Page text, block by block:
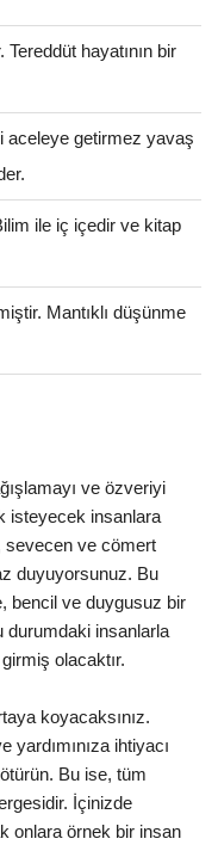
hayatının bir
aceleye getirmez yavaş
ile iç içedir ve kitap
Mantıklı düşünme
ve özveriyi
isteyecek insanlara
sevecen ve cömert
duyuyorsunuz. Bu
bencil ve duygusuz bir
durumdaki insanlarla
olacaktır.
koyacaksınız.
ihtiyacı
Bu ise, tüm
İçinizde
onlara örnek bir insan